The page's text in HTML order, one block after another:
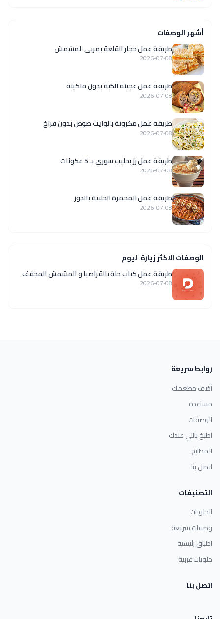
أشهر الوصفات
طريقة عمل حجار القلعة بمربى المشمش
2026-07-08
طريقة عمل عجينة الكبة بدون ماكينة
2026-07-08
طريقة عمل مكرونة بالوايت صوص بدون فراخ
2026-07-08
طريقة عمل رز بحليب سوري بـ 5 مكونات
2026-07-08
طريقة عمل المحمرة الحلبية بالجوز
2026-07-08
الوصفات الاكثر زيارة اليوم
طريقة عمل كباب حلة بالقراصيا و المشمش المجفف
2026-07-08
روابط سريعة
أضف مطعمك
مساعدة
الوصفات
اطبخ باللي عندك
المطابخ
اتصل بنا
التصنيفات
الحلويات
وصفات سريعة
اطباق رئيسية
حلويات غربية
اتصل بنا